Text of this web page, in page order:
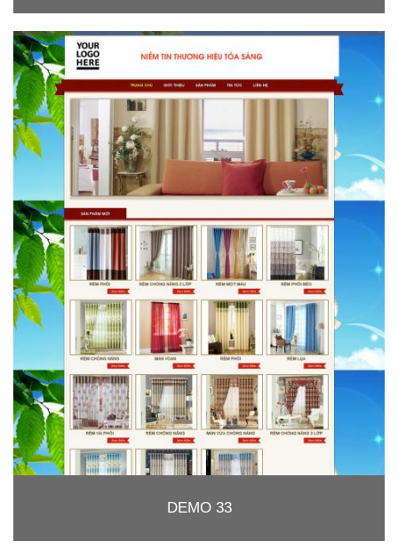
DEMO 33